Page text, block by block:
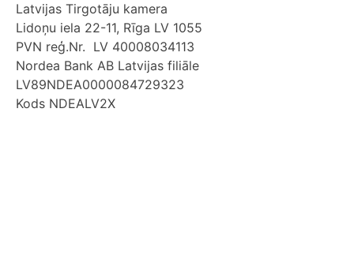
Latvijas Tirgotāju kamera
Lidoņu iela 22-11, Rīga LV 1055
PVN reģ.Nr. LV 40008034113
Nordea Bank AB Latvijas filiāle
LV89NDEA0000084729323
Kods NDEALV2X